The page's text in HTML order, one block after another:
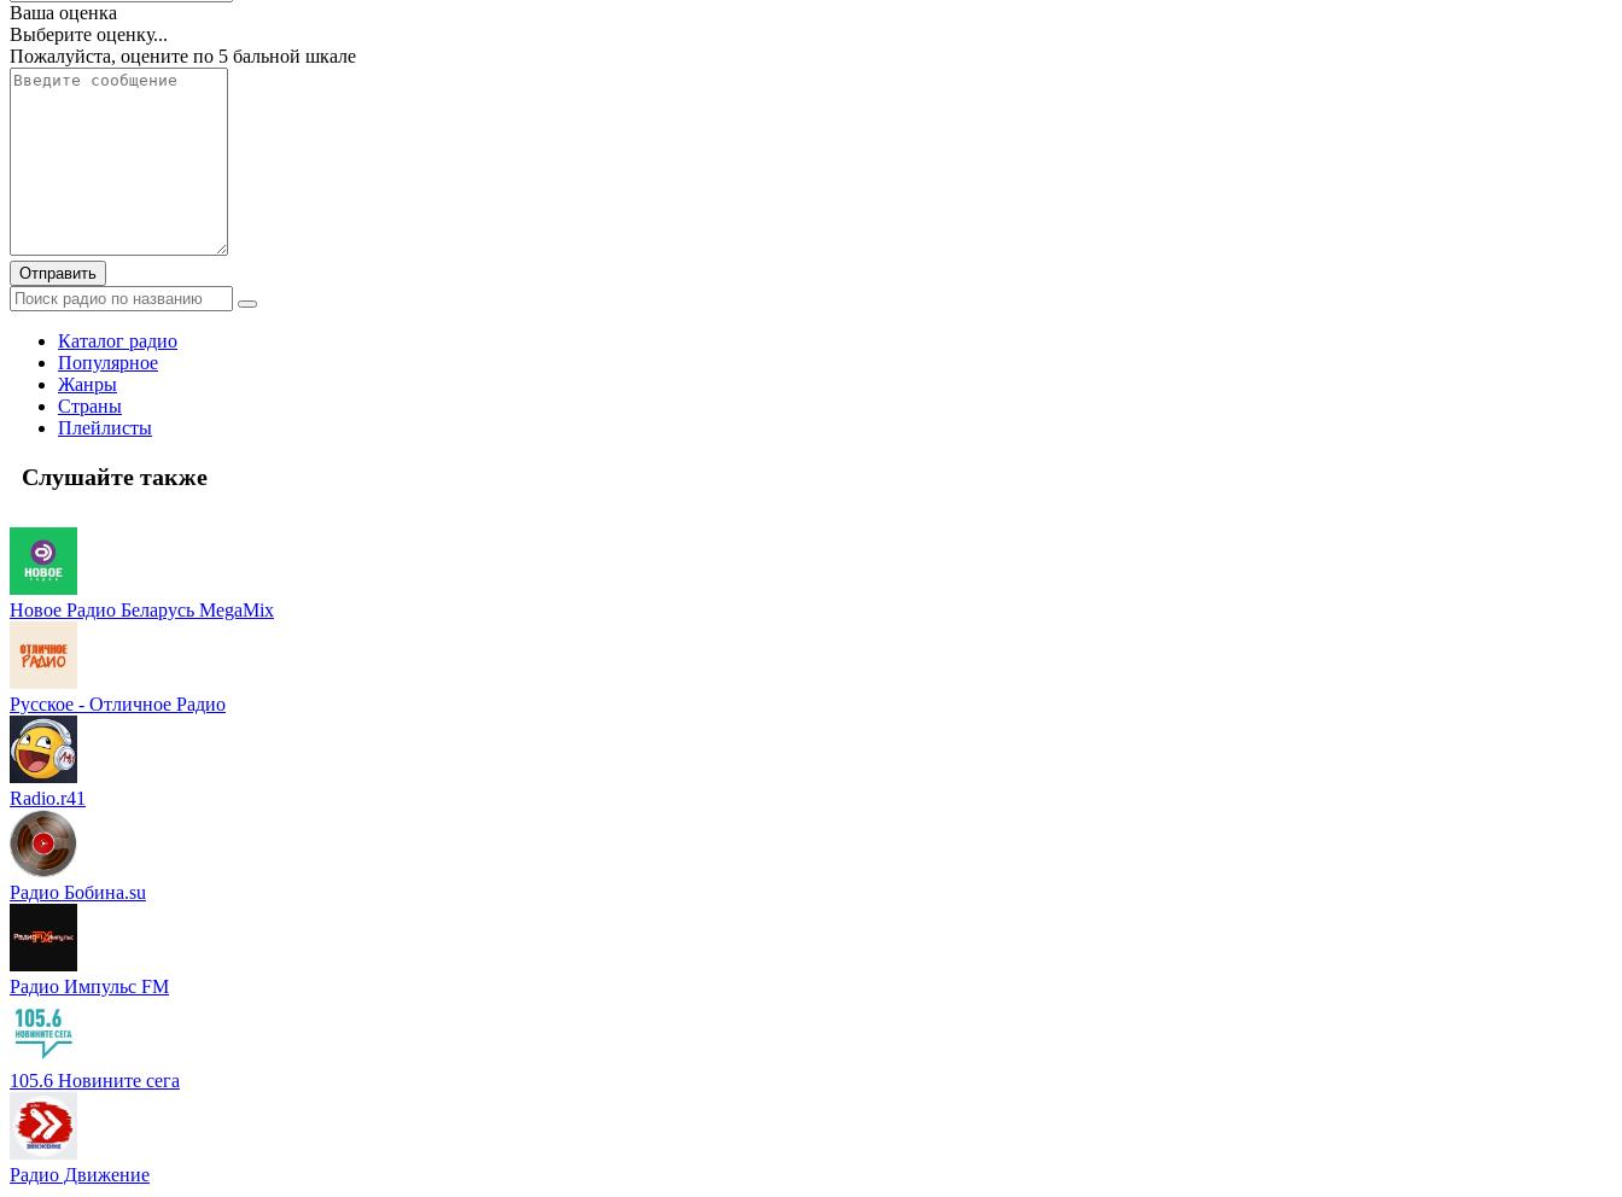
Ваша оценка
Выберите оценку...
Пожалуйста, оцените по 5 бальной шкале
Отправить
Каталог радио
Популярное
Жанры
Страны
Плейлисты
Слушайте также
Новое Радио Беларусь MegaMix
Русское - Отличное Радио
Radio.r41
Радио Бобина.su
Радио Импульс FM
105.6 Новините сега
Радио Движение